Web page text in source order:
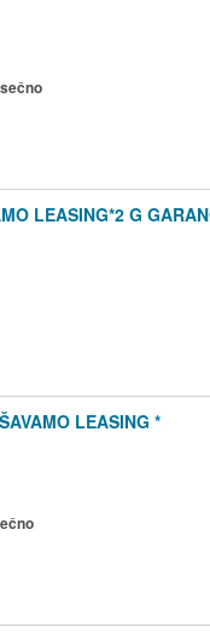
LEASING*2 G
LEASING *